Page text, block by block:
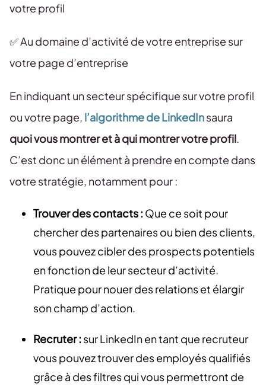
votre profil
✅ Au domaine d’activité de votre entreprise sur
votre page d’entreprise
En indiquant un secteur spécifique sur votre profil
ou votre page, l’algorithme de LinkedInsaura
quoi vous montrer et à qui montrer votre profil.
C’est donc un élément à prendre en compte dans
votre stratégie, notamment pour :
Trouver des contacts : Que ce soit pour
chercher des partenaires ou bien des clients,
vous pouvez cibler des prospects potentiels
en fonction de leur secteur d’activité.
Pratique pour nouer des relations et élargir
son champ d’action.
Recruter : sur LinkedIn en tant que recruteur
vous pouvez trouver des employés qualifiés
grâce à des filtres qui vous permettront de